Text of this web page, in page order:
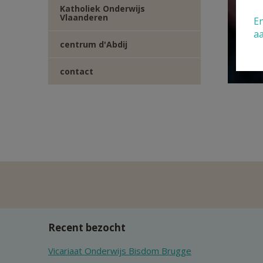
Katholiek Onderwijs
Vlaanderen
centrum d'Abdij
contact
Recent bezocht
Vicariaat Onderwijs Bisdom Brugge